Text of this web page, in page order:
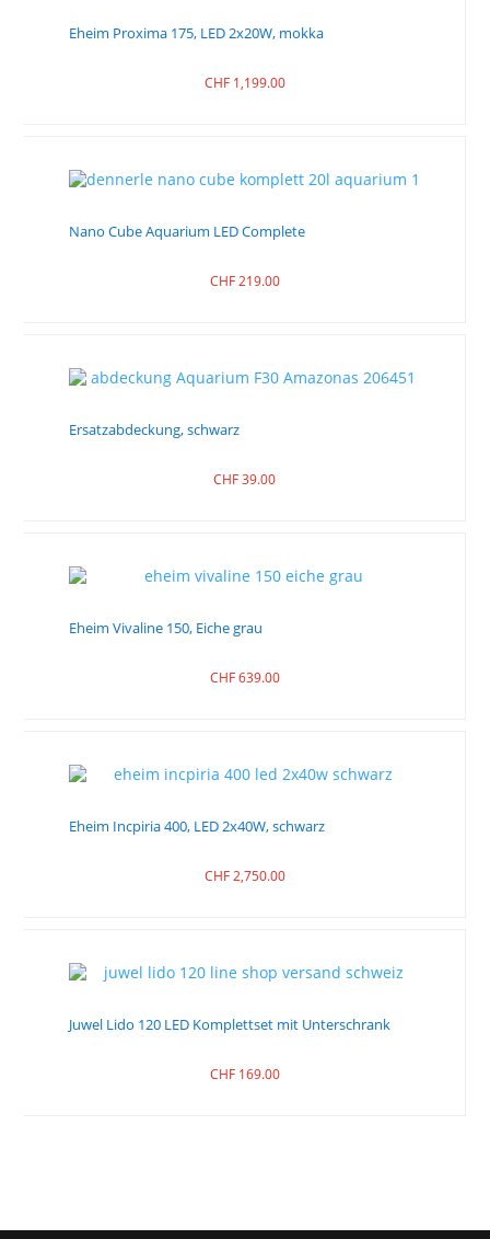
Eheim Proxima 175, LED 2x20W, mokka
CHF1,199.00
Nano Cube Aquarium LED Complete
CHF219.00
Ersatzabdeckung, schwarz
CHF39.00
Eheim Vivaline 150, Eiche grau
CHF639.00
Eheim Incpiria 400, LED 2x40W, schwarz
CHF2,750.00
Juwel Lido 120 LED Komplettset mit Unterschrank
CHF169.00